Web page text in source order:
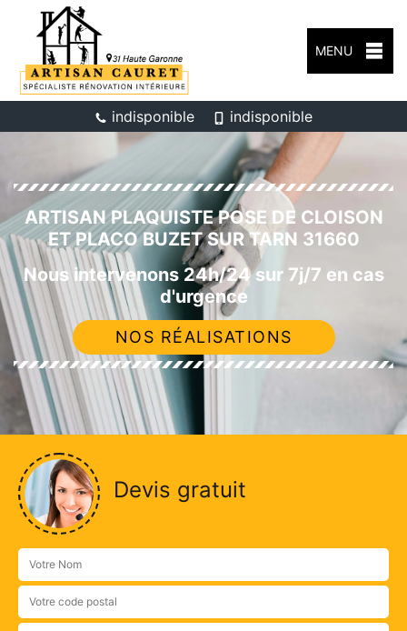
MENU
indisponible indisponible
ARTISAN PLAQUISTE POSE DE CLOISON
ET PLACO BUZET SUR TARN 31660
Nous intervenons 24h/24 sur 7j/7 en cas
d'urgence
NOS RÉALISATIONS
Devis gratuit